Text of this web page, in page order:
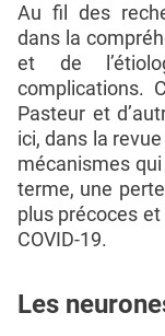
Au fil des
dans la
et de
complications.
Pasteur et
ici, dans la
mécanismes
terme, une
plus précoces
COVID-19.
Les